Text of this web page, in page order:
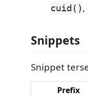
cuid(),
Snippets
Snippet
Prefix